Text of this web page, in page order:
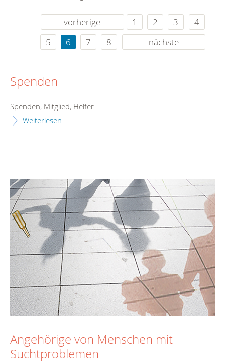
vorherige 1 2 3
4
5
6 7 8 nächste
Spenden
Spenden, Mitglied, Helfer
Weiterlesen
Angehörige von Menschen mit
Suchtproblemen